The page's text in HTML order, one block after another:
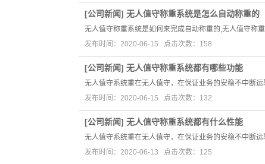
[公司新闻] 无人值守称重系统是怎么自动称重的
无人值守称重系统是如何来完成自动称重的,无人值守称
发布时间：2020-06-15 点击次数：158
[公司新闻] 无人值守称重系统都有哪些功能
无人值守系统重在无人值守，在保证业务的安稳不中断
发布时间：2020-06-15 点击次数：132
[公司新闻] 无人值守称重系统都有什么性能
无人值守系统重在无人值守，在保证业务的安稳不中断
发布时间：2020-06-13 点击次数：125